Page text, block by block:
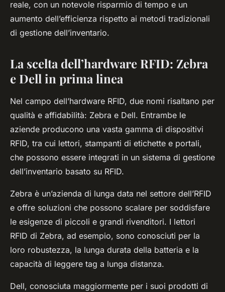
reale, con un notevole risparmio di tempo e un
aumento dell’efficienza rispetto ai metodi tradizionali
di gestione dell’inventario.
La scelta dell’hardware RFID: Zebra
e Dell in prima linea
Nel campo dell’hardware RFID, due nomi risaltano per
qualità e affidabilità: Zebra e Dell. Entrambe le
aziende producono una vasta gamma di dispositivi
RFID, tra cui lettori, stampanti di etichette e portali,
che possono essere integrati in un sistema di gestione
dell’inventario basato su RFID.
Zebra è un’azienda di lunga data nel settore dell’RFID
e offre soluzioni che possono scalare per soddisfare
le esigenze di piccoli e grandi rivenditori. I lettori
RFID di Zebra, ad esempio, sono conosciuti per la
loro robustezza, la lunga durata della batteria e la
capacità di leggere tag a lunga distanza.
Dell, conosciuta maggiormente per i suoi prodotti di